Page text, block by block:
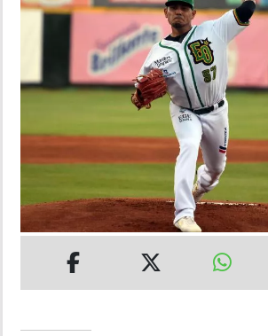
DEPORTES
MULTIMEDIA
IMPRESO